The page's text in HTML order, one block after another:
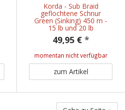
Korda - Sub Braid
geflochtene Schnur
Green (Sinking) 450 m -
15 lb und 20 lb
49,95 € *
momentan nicht verfügbar
zum Artikel